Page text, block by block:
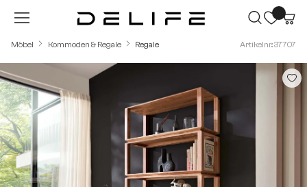
Zum Hauptinhalt springen
Möbel Kommoden & Regale Regale Artikelnr.: 37707
Bildergalerie überspringen